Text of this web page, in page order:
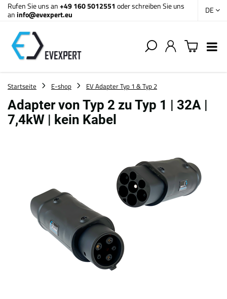
Rufen Sie uns an+49 160 5012551 oder schreiben Sie uns
aninfo@evexpert.eu DE
Startseite E-shop EV Adapter Typ 1 & Typ 2
Adapter von Typ 2 zu Typ 1 | 32A |
7,4kW | kein Kabel